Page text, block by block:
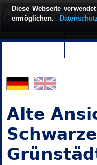
Alte
Diese Webseite
ermöglichen.